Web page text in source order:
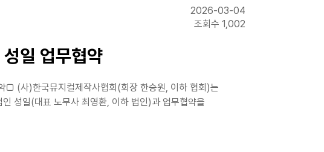
2026-03-04
조회수 1,002
일 업무협약
□ (사)한국뮤지컬제작사협회(회장 한승원, 이하 협회)는
성일(대표 노무사 최영환, 이하 법인)과 업무협약을